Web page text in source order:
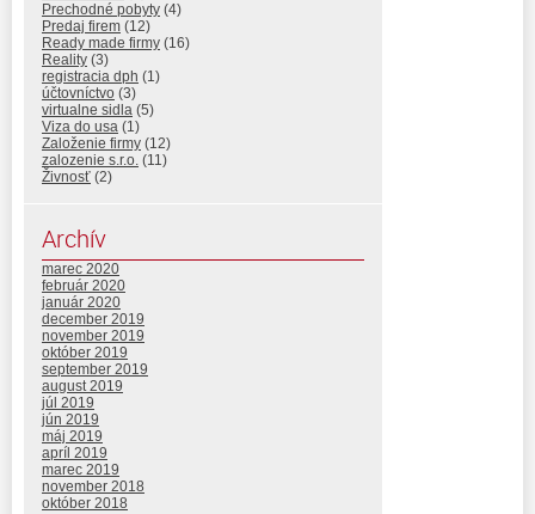
Prechodné pobyty (4)
Predaj firem (12)
Ready made firmy (16)
Reality (3)
registracia dph (1)
účtovníctvo (3)
virtualne sidla (5)
Viza do usa (1)
Založenie firmy (12)
zalozenie s.r.o. (11)
Živnosť (2)
Archív
marec 2020
február 2020
január 2020
december 2019
november 2019
október 2019
september 2019
august 2019
júl 2019
jún 2019
máj 2019
apríl 2019
marec 2019
november 2018
október 2018